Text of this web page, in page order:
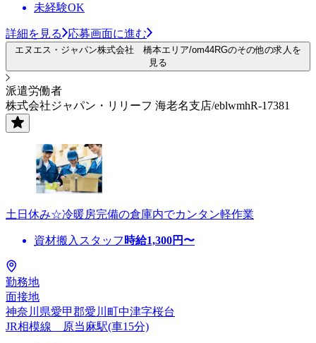
未経験OK
詳細を見る 応募画面に進む
エヌエス・ジャパン株式会社 橋本エリア/om44RGのその他の求人を
見る
派遣労働者
株式会社ジャパン・リリーフ 海老名支店/eblwmhR-17381
土日休み☆冷暖房完備の倉庫内でカンタン軽作業
資材搬入スタッフ 時給1,300円〜
勤務地
面接地
神奈川県愛甲郡愛川町中津字桜台
JR相模線 原当麻駅(車15分)